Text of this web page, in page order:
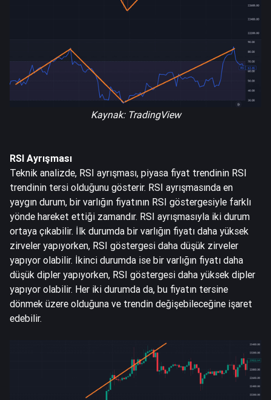
Kaynak: TradingView
RSI Ayrışması
Teknik analizde, RSI ayrışması, piyasa fiyat trendinin RSI
trendinin tersi olduğunu gösterir. RSI ayrışmasında en
yaygın durum, bir varlığın fiyatının RSI göstergesiyle farklı
yönde hareket ettiği zamandır. RSI ayrışmasıyla iki durum
ortaya çıkabilir. İlk durumda bir varlığın fiyatı daha yüksek
zirveler yapıyorken, RSI göstergesi daha düşük zirveler
yapıyor olabilir. İkinci durumda ise bir varlığın fiyatı daha
düşük dipler yapıyorken, RSI göstergesi daha yüksek dipler
yapıyor olabilir. Her iki durumda da, bu fiyatın tersine
dönmek üzere olduğuna ve trendin değişebileceğine işaret
edebilir.